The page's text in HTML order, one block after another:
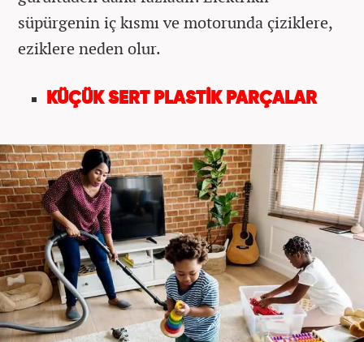
süpürgenin iç kısmı ve motorunda çiziklere,
eziklere neden olur.
KÜÇÜK SERT PLASTİK PARÇALAR